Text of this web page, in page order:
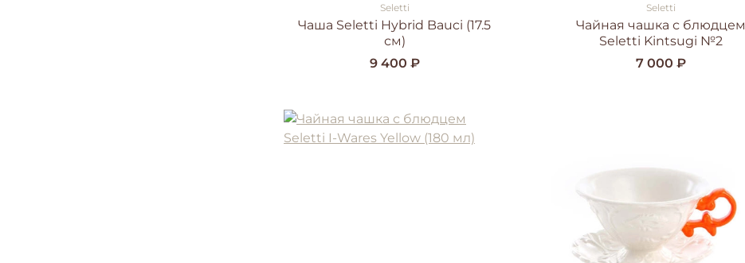
Seletti
Чаша Seletti Hybrid Bauci (17.5
см)
9 400 ₽
Seletti
Чайная чашка с блюдцем
Seletti Kintsugi №2
7 000 ₽